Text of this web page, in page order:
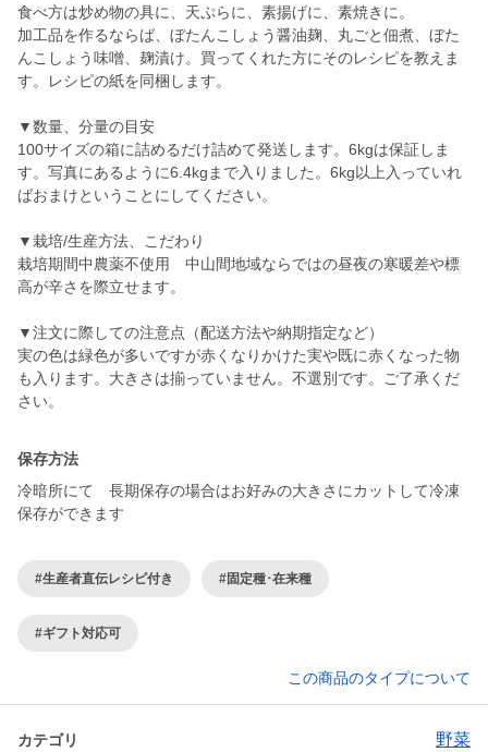
食べ方は炒め物の具に、天ぷらに、素揚げに、素焼きに。
加工品を作るならば、ぼたんこしょう醤油麹、丸ごと佃煮、ぼた
んこしょう味噌、麹漬け。買ってくれた方にそのレシピを教えま
す。レシピの紙を同梱します。
▼数量、分量の目安
100サイズの箱に詰めるだけ詰めて発送します。6kgは保証しま
す。写真にあるように6.4kgまで入りました。6kg以上入っていれ
ばおまけということにしてください。
▼栽培/生産方法、こだわり
栽培期間中農薬不使用 中山間地域ならではの昼夜の寒暖差や標
高が辛さを際立せます。
▼注文に際しての注意点（配送方法や納期指定など）
実の色は緑色が多いですが赤くなりかけた実や既に赤くなった物
も入ります。大きさは揃っていません。不選別です。ご了承くだ
さい。
保存方法
冷暗所にて 長期保存の場合はお好みの大きさにカットして冷凍
保存ができます
#生産者直伝レシピ付き #固定種･在来種
#ギフト対応可
この商品のタイプについて
カテゴリ 野菜